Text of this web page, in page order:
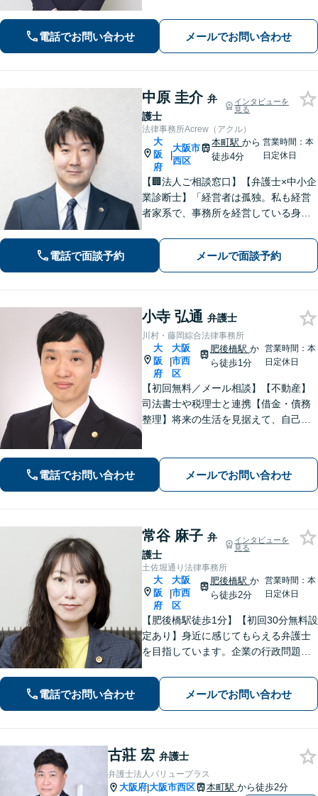
けで解決することもよくあります。ま
ずはお気軽にご相談下さい。【ビデオ
面談可】【法テラス利用可】
電話でお問い合わせ メールでお問い合わせ
中原 圭介 弁
護士
インタビューを
見る
法律事務所Acrew（アクル）
大
阪
府
|
大阪市
西区
本町駅から
徒歩4分
営業時間：本
日定休日
【🏢法人ご相談窓口】【弁護士×中小企
業診断士】「経営者は孤独。私も経営
者家系で、事務所を経営している身な
駅徒歩4分】中小企業・個人事業主様の
「法務と経営」を両面支援！完全個室
で安心対応。【初回法律相談30分無
料】
電話で面談予約 メールで面談予約
小寺 弘通 弁護士
川村・藤岡綜合法律事務所
大
阪
府
|
大阪
市西
区
肥後橋駅 か
ら徒歩1分
営業時間：本
日定休日
【初回無料／メール相談】【不動産】
司法書士や税理士と連携【借金・債務
整理】将来の生活を見据えて、自己破
【相続問題】全国出張可。遺産分割協
議や遺留分、遺言書作成などにも対応
電話でお問い合わせ メールでお問い合わせ
常谷 麻子 弁
護士
インタビューを
見る
土佐堀通り法律事務所
大
阪
府
|
大阪
市西
区
肥後橋駅 か
ら徒歩2分
営業時間：本
日定休日
【肥後橋駅徒歩1分】【初回30分無料設
定あり】身近に感じてもらえる弁護士
を目指しています。企業の行政問題／
律問題に対応可能【夜間／休日応相
談】専門家の知識と経験で皆様の力に
なります。気軽にご相談ください。
電話でお問い合わせ メールでお問い合わせ
古莊 宏 弁護士
弁護士法人バリュープラス
大阪府|大阪市西区 本町駅 から徒歩2分